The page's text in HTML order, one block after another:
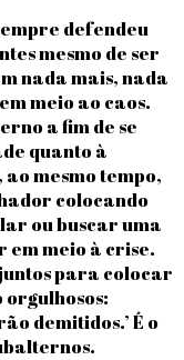
defendeu
mesmo de ser
nada mais, nada
meio ao caos.
a fim de se
quanto à
mesmo tempo,
colocando
ou buscar uma
em meio à crise.
para colocar
demitidos.’ É o